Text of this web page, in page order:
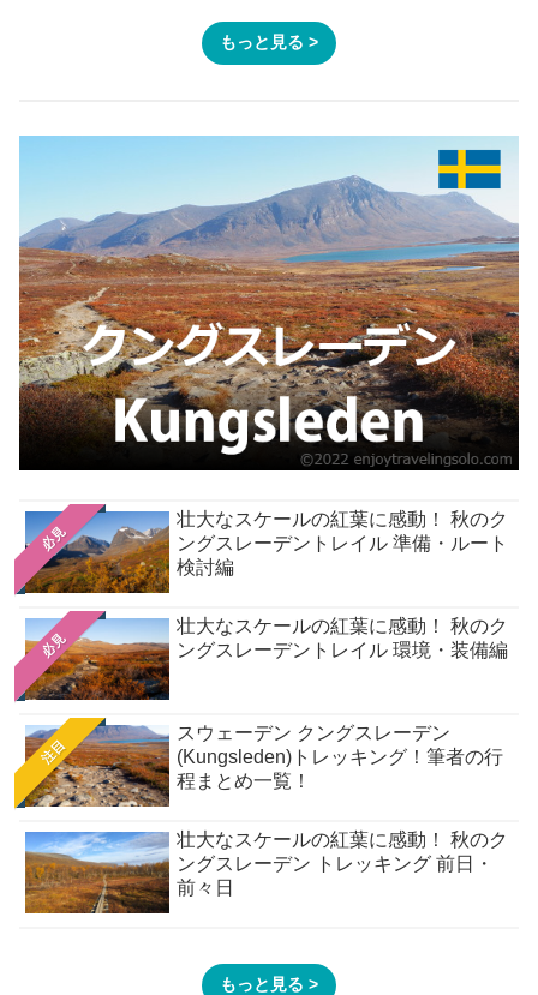
もっと見る >
必見
壮大なスケールの紅葉に感動！ 秋のク
ングスレーデントレイル 準備・ルート
検討編
必見
壮大なスケールの紅葉に感動！ 秋のク
ングスレーデントレイル 環境・装備編
注目
スウェーデン クングスレーデン
(Kungsleden)トレッキング！筆者の行
程まとめ一覧！
壮大なスケールの紅葉に感動！ 秋のク
ングスレーデン トレッキング 前日・
前々日
もっと見る >